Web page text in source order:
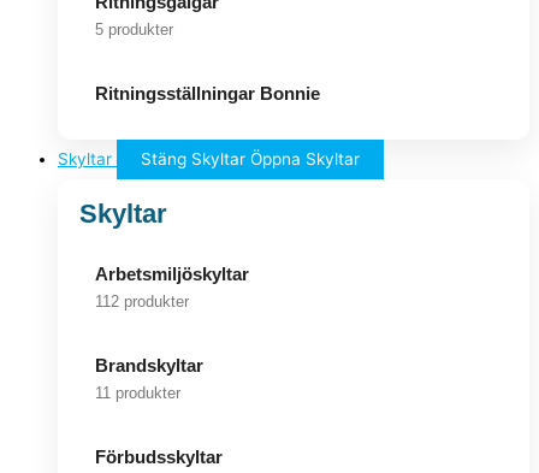
5 produkter
Ritningsställningar Bonnie
Skyltar Stäng Skyltar Öppna Skyltar
Skyltar
Arbetsmiljöskyltar
112 produkter
Brandskyltar
11 produkter
Förbudsskyltar